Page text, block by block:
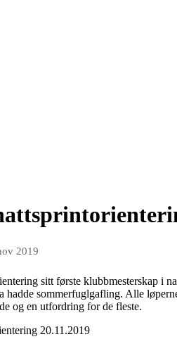
2019
sitt første klubbmesterskap i
hadde sommerfuglgafling. Alle
og en utfordring for de fleste.
20.11.2019